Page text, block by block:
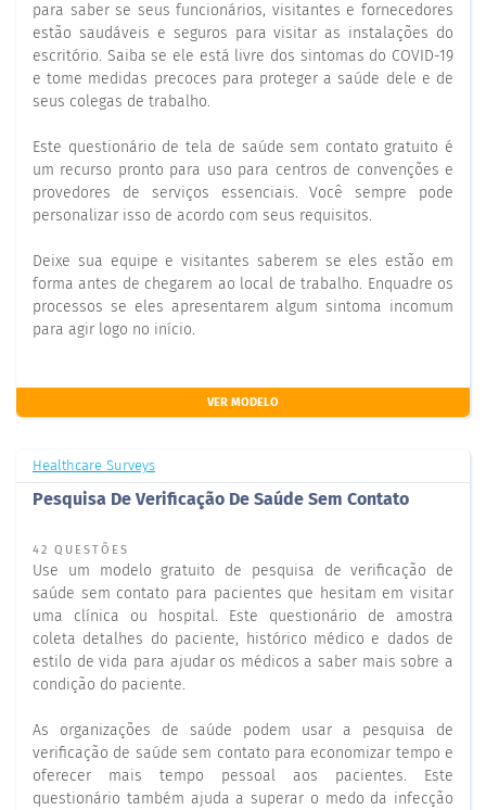
para saber se seus funcionários, visitantes e fornecedores
estão saudáveis e seguros para visitar as instalações do
escritório. Saiba se ele está livre dos sintomas do COVID-19
e tome medidas precoces para proteger a saúde dele e de
seus colegas de trabalho.
Este questionário de tela de saúde sem contato gratuito é
um recurso pronto para uso para centros de convenções e
provedores de serviços essenciais. Você sempre pode
personalizar isso de acordo com seus requisitos.
Deixe sua equipe e visitantes saberem se eles estão em
forma antes de chegarem ao local de trabalho. Enquadre os
processos se eles apresentarem algum sintoma incomum
para agir logo no início.
VER MODELO
Healthcare Surveys
Pesquisa De Verificação De Saúde Sem Contato
42 QUESTÕES
Use um modelo gratuito de pesquisa de verificação de
saúde sem contato para pacientes que hesitam em visitar
uma clínica ou hospital. Este questionário de amostra
coleta detalhes do paciente, histórico médico e dados de
estilo de vida para ajudar os médicos a saber mais sobre a
condição do paciente.
As organizações de saúde podem usar a pesquisa de
verificação de saúde sem contato para economizar tempo e
oferecer mais tempo pessoal aos pacientes. Este
questionário também ajuda a superar o medo da infecção